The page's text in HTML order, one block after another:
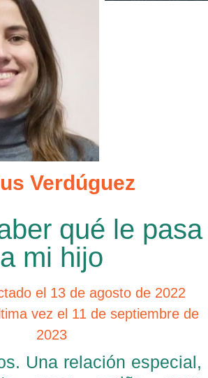
Verdúguez
qué le pasa
a mi hijo
el 13 de agosto de 2022
vez el 11 de septiembre de
2023
Una relación especial,